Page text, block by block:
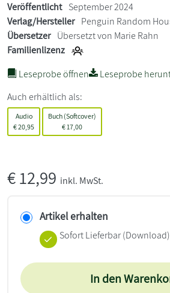
Veröffentlicht September 2024
Verlag/Hersteller Penguin Random
Übersetzer Übersetzt von Marie Rahn
Familienlizenz
Leseprobe öffnen
Leseprobe
Auch erhältlich als:
Audio
€20,95
Buch (Softcover)
€17,00
€12,99 inkl. MwSt.
Artikel erhalten
Sofort Lieferbar (Download)
In den